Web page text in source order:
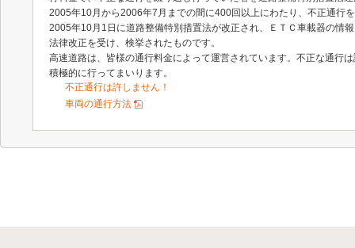
2005年10月から2006年7月までの間に400回以上にわたり、不正通行
2005年10月1日に道路整備特別措置法が改正され、ＥＴＣ車載器の情
法律改正を受け、検挙されたものです。
高速道路は、皆様の通行料金によって運営されています。不正な通行
積極的に行ってまいります。
不正通行は許しません！
車両の通行方法